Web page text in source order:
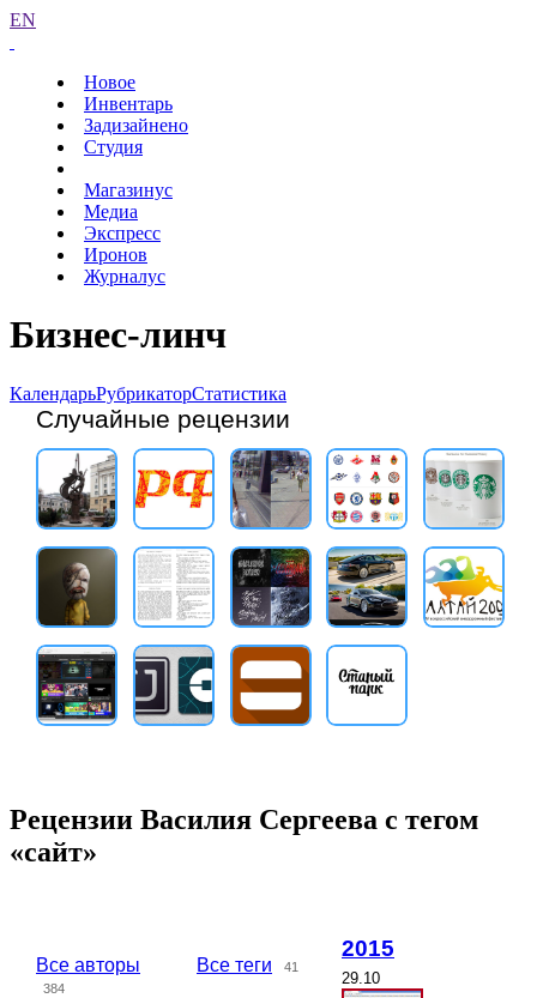
EN
Новое
Инвентарь
Задизайнено
Студия
Магазинус
Медиа
Экспресс
Иронов
Журналус
Бизнес-линч
КалендарьРубрикаторСтатистика
Случайные рецензии
Рецензии Василия Сергеева с тегом
«сайт»
Все авторы
384
Все теги 41
2015
29.10